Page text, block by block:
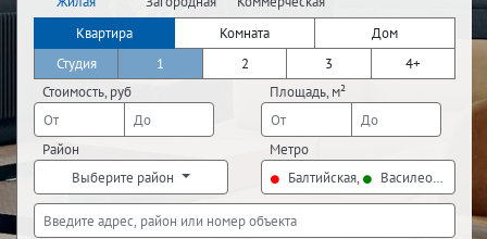
недвижимость
недвижимость
недвижимость
Квартира Комната
Дом
Студия
1 2 3
4+
Стоимость, руб
Площадь, м²
Район
Выберите район
Метро
Балтийская,